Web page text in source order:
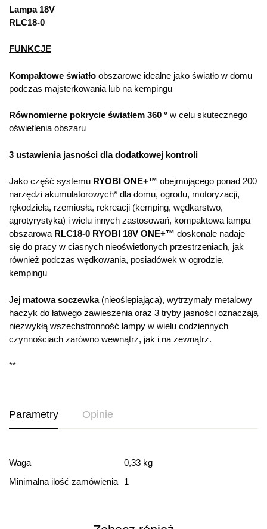
Lampa 18V
RLC18-0
FUNKCJE
Kompaktowe światło obszarowe idealne jako światło w domu
podczas majsterkowania lub na kempingu
Równomierne pokrycie światłem 360 ° w celu skutecznego
oświetlenia obszaru
3 ustawienia jasności dla dodatkowej kontroli
Jako część systemu RYOBI ONE+™ obejmującego ponad 200
narzędzi akumulatorowych* dla domu, ogrodu, motoryzacji,
rękodzieła, rzemiosła, rekreacji (kemping, wędkarstwo,
agrotyrystyka) i wielu innych zastosowań, kompaktowa lampa
obszarowa RLC18-0 RYOBI 18V ONE+™ doskonale nadaje
się do pracy w ciasnych nieoświetlonych przestrzeniach, jak
również podczas wędkowania, posiadówek w ogrodzie,
kempingu
Jej matowa soczewka (nieoślepiająca), wytrzymały metalowy
haczyk do łatwego zawieszenia oraz 3 tryby jasności oznaczają
niezwykłą wszechstronność lampy w wielu codziennych
czynnościach zarówno wewnątrz, jak i na zewnątrz.
**
Parametry Opinie
Waga
0,33 kg
Minimalna ilość zamówienia
1
Ocena i recenzja
Based on 0 Reviews